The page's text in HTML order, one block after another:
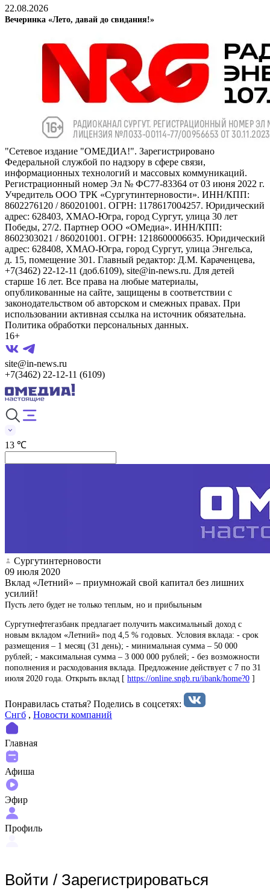
22.08.2026
Вечеринка «Лето, давай до свидания!»
"Сетевое издание "ОМЕДИА!". Зарегистрировано
Федеральной службой по надзору в сфере связи,
информационных технологий и массовых коммуникаций.
Регистрационный номер Эл № ФС77-83364 от 03 июня 2022 г.
Учредитель ООО ТРК «Сургутинтерновости». ИНН/КПП:
8602276120 / 860201001. ОГРН: 1178617004257. Юридический
адрес: 628403, ХМАО-Югра, город Сургут, улица 30 лет
Победы, 27/2. Партнер ООО «ОМедиа». ИНН/КПП:
8602303021 / 860201001. ОГРН: 1218600006635. Юридический
адрес: 628408, ХМАО-Югра, город Сургут, улица Энгельса,
д. 15, помещение 301. Главный редактор: Д.М. Караченцева,
+7(3462) 22-12-11 (доб.6109), site@in-news.ru. Для детей
старше 16 лет. Все права на любые материалы,
опубликованные на сайте, защищены в соответствии с
законодательством об авторском и смежных правах. При
использовании активная ссылка на источник обязательна.
Политика обработки персональных данных.
16+
site@in-news.ru
+7(3462) 22-12-11 (6109)
13 ℃
Сургутинтерновости
09 июля 2020
Вклад «Летний» – приумножай свой капитал без лишних
усилий!
Пусть лето будет не только теплым, но и прибыльным
Сургутнефтегазбанк предлагает получить максимальный доход с
новым вкладом «Летний» под 4,5 % годовых. Условия вклада: - срок
размещения – 1 месяц (31 день); - минимальная сумма – 50 000
рублей; - максимальная сумма – 3 000 000 рублей; - без возможности
пополнения и расходования вклада. Предложение действует с 7 по 31
июля 2020 года. Открыть вклад [ https://online.sngb.ru/ibank/home?0 ]
Понравилась статья? Поделиcь в соцсетях:
Снгб , Новости компаний
Главная
Афиша
Эфир
Профиль
Войти / Зарегистрироваться